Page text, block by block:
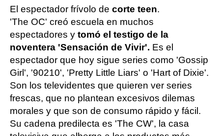
El espectador frívolo de corte teen.
'The OC' creó escuela en muchos
espectadores y tomó el testigo de la
noventera 'Sensación de Vivir'. Es el
espectador que hoy sigue series como 'Gossip
Girl', '90210', 'Pretty Little Liars' o 'Hart of Dixie'.
Son los televidentes que quieren ver series
frescas, que no plantean excesivos dilemas
morales y que son de consumo rápido y fácil.
Su cadena predilecta es 'The CW', la casa